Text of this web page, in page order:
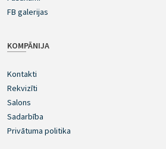
FB galerijas
KOMPĀNIJA
Kontakti
Rekvizīti
Salons
Sadarbība
Privātuma politika